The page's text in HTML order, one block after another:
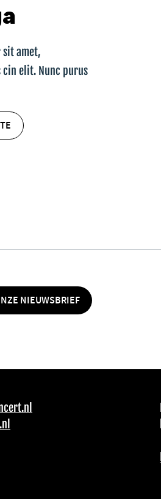
sit amet,
elit. Nunc purus
NIEUWSBRIEF